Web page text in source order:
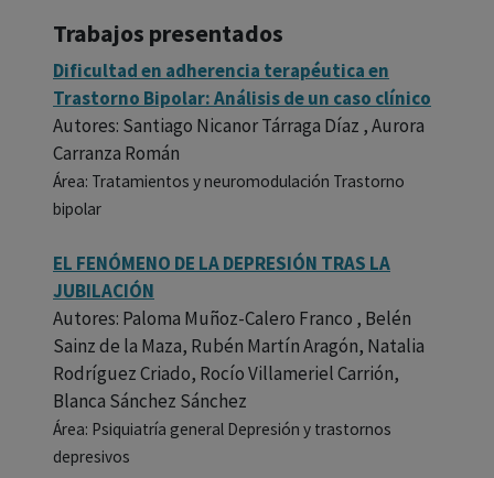
Trabajos presentados
Dificultad en adherencia terapéutica en
Trastorno Bipolar: Análisis de un caso clínico
Autores: Santiago Nicanor Tárraga Díaz , Aurora
Carranza Román
Área: Tratamientos y neuromodulación Trastorno
bipolar
EL FENÓMENO DE LA DEPRESIÓN TRAS LA
JUBILACIÓN
Autores: Paloma Muñoz-Calero Franco , Belén
Sainz de la Maza, Rubén Martín Aragón, Natalia
Rodríguez Criado, Rocío Villameriel Carrión,
Blanca Sánchez Sánchez
Área: Psiquiatría general Depresión y trastornos
depresivos